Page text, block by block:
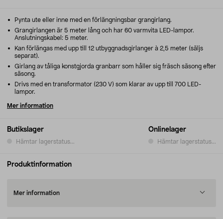
Butikslager
Hämtar lagerstatus...
Onlinelager
Hämtar lagerstatus...
Pynta ute eller inne med en förlängningsbar grangirlang.
Grangirlangen är 5 meter lång och har 60 varmvita LED-lampor.
Anslutningskabel: 5 meter.
Kan förlängas med upp till 12 utbyggnadsgirlanger à 2,5 meter (säljs
separat).
Girlang av tåliga konstgjorda granbarr som håller sig fräsch säsong efter
säsong.
Drivs med en transformator (230 V) som klarar av upp till 700 LED-
lampor.
Mer information
Produktinformation
Mer information